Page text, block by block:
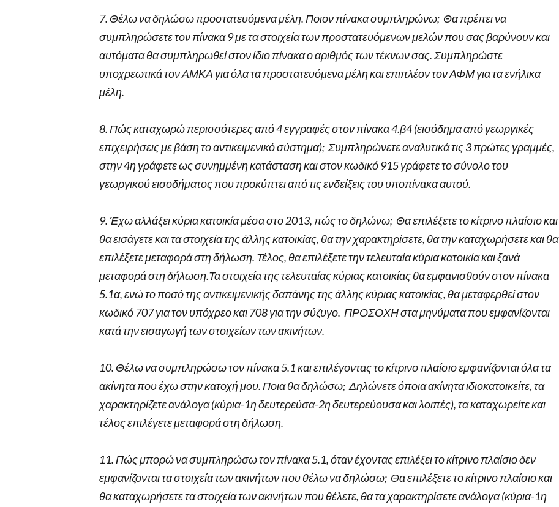
7. Θέλω να δηλώσω προστατευόμενα μέλη. Ποιον πίνακα συμπληρώνω; Θα πρέπει να
συμπληρώσετε τον πίνακα 9 με τα στοιχεία των προστατευόμενων μελών που σας βαρύνουν και
αυτόματα θα συμπληρωθεί στον ίδιο πίνακα ο αριθμός των τέκνων σας. Συμπληρώστε
υποχρεωτικά τον ΑΜΚΑ για όλα τα προστατευόμενα μέλη και επιπλέον τον ΑΦΜ για τα ενήλικα
μέλη.
8. Πώς καταχωρώ περισσότερες από 4 εγγραφές στον πίνακα 4.β4 (εισόδημα από γεωργικές
επιχειρήσεις με βάση το αντικειμενικό σύστημα); Συμπληρώνετε αναλυτικά τις 3 πρώτες γραμμές,
στην 4η γράφετε ως συνημμένη κατάσταση και στον κωδικό 915 γράφετε το σύνολο του
γεωργικού εισοδήματος που προκύπτει από τις ενδείξεις του υποπίνακα αυτού.
9. Έχω αλλάξει κύρια κατοικία μέσα στο 2013, πώς το δηλώνω; Θα επιλέξετε το κίτρινο πλαίσιο και
θα εισάγετε και τα στοιχεία της άλλης κατοικίας, θα την χαρακτηρίσετε, θα την καταχωρήσετε και θα
επιλέξετε μεταφορά στη δήλωση. Τέλος, θα επιλέξετε την τελευταία κύρια κατοικία και ξανά
μεταφορά στη δήλωση.Τα στοιχεία της τελευταίας κύριας κατοικίας θα εμφανισθούν στον πίνακα
5.1α, ενώ το ποσό της αντικειμενικής δαπάνης της άλλης κύριας κατοικίας, θα μεταφερθεί στον
κωδικό 707 για τον υπόχρεο και 708 για την σύζυγο. ΠΡΟΣΟΧΗ στα μηνύματα που εμφανίζονται
κατά την εισαγωγή των στοιχείων των ακινήτων.
10. Θέλω να συμπληρώσω τον πίνακα 5.1 και επιλέγοντας το κίτρινο πλαίσιο εμφανίζονται όλα τα
ακίνητα που έχω στην κατοχή μου. Ποια θα δηλώσω; Δηλώνετε όποια ακίνητα ιδιοκατοικείτε, τα
χαρακτηρίζετε ανάλογα (κύρια-1η δευτερεύσα-2η δευτερεύουσα και λοιπές), τα καταχωρείτε και
τέλος επιλέγετε μεταφορά στη δήλωση.
11. Πώς μπορώ να συμπληρώσω τον πίνακα 5.1, όταν έχοντας επιλέξει το κίτρινο πλαίσιο δεν
εμφανίζονται τα στοιχεία των ακινήτων που θέλω να δηλώσω; Θα επιλέξετε το κίτρινο πλαίσιο και
θα καταχωρήσετε τα στοιχεία των ακινήτων που θέλετε, θα τα χαρακτηρίσετε ανάλογα (κύρια-1η